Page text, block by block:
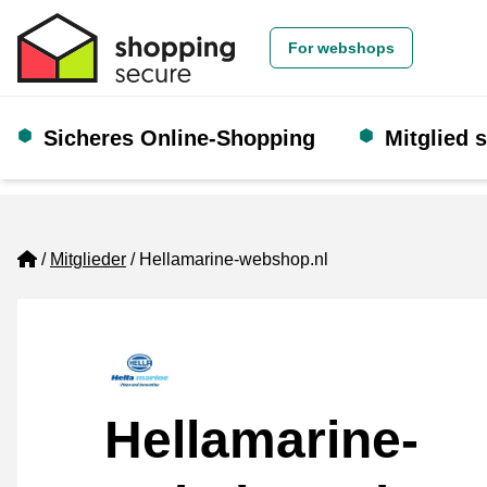
For webshops
Sicheres Online-Shopping Mitglied
Home
Mitglieder Hellamarine-webshop.nl
Hellamarine-